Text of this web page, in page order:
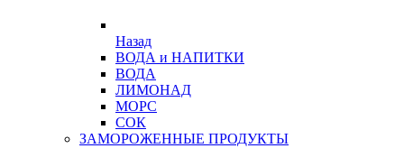
Назад
ВОДА и НАПИТКИ
ВОДА
ЛИМОНАД
МОРС
СОК
ЗАМОРОЖЕННЫЕ ПРОДУКТЫ